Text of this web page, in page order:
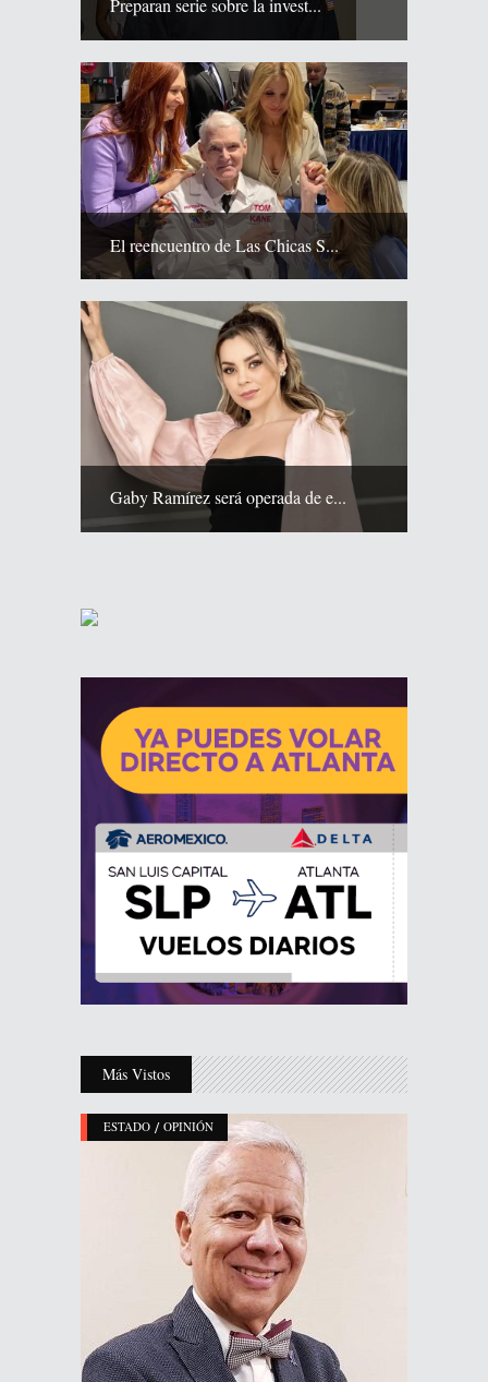
Preparan serie sobre la invest...
El reencuentro de Las Chicas S...
Gaby Ramírez será operada de e...
Más Vistos
ESTADO / OPINIÓN